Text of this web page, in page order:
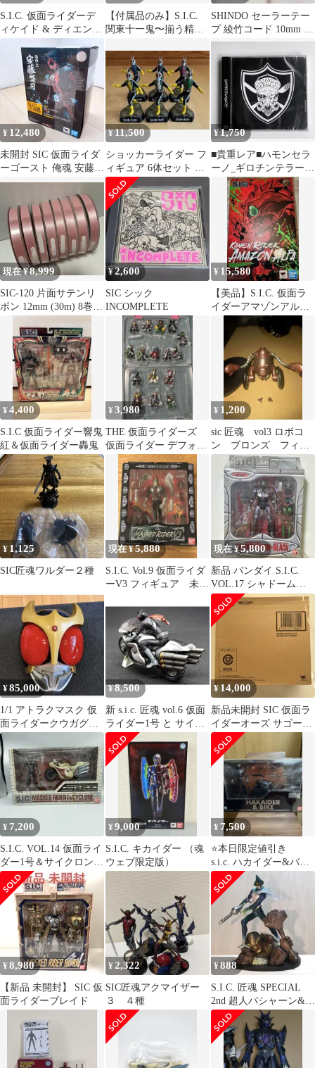
S.I.C. 仮面ライダーデ
ィケイド & ディエンド
セット
【付属品のみ】S.I.C.
関東十一鬼〜揃う精
鬼・蛮鬼
SHINDO セーラーテー
プ 綾竹コード 10mm グ
リーン 30m巻 新品
¥ 12,480
未開封 SIC 仮面ライダ
ーゴースト 俺魂 安藤賢
司 フィギュア バンダ
¥11,500
ショッカーライダー フ
ィギュア 6体セット 食
玩 仮面ライダー怪人名
鑑
¥1,750
■貴重レア■ハモンセラ
ーノ_ギロチンテラー_
ハードコア_新品 未開
現在 ¥8,999
SIC-120 片面サテンリ
ボン 12mm (30m) 8巻
¥2,600
SIC シック
INCOMPLETE
¥ 15,580
​【美品】S.I.C. 仮面ラ
イダーアマゾンアルフ
ァ 開封品 欠品なし
¥4,400
S.I.C 仮面ライダー響鬼
紅＆仮面ライダー轟鬼
¥3,980
THE 仮面ライダーズ
仮面ライダー デフォル
メフィギュア まとめ売
¥ 1,200
sic 匠魂 vol3 ロボコ
ン ブロンズ フィギ
ュア
¥ 1,125
SIC匠魂ワルダー２種
現在 ¥5,880
S.I.C. Vol.9 仮面ライダ
ーV3 フィギュア 未開
現在 ¥5,800
新品 バンダイ S.I.C.
VOL.17 シャドームー
ン＆仮面ライダーブラ
ック
¥85,000
1/1 アトラクマスク 仮
面ライダークウガグロ
ーイングフォーム
【送料込み】
¥8,500
新 s.i.c. 匠魂 vol.6 仮面
ライダー1号 と サイク
ロン 号 セット
¥14,000
新品未開封 SIC 仮面ラ
イダーオーズ サゴーゾ
コンボ
¥ 7,200
S.I.C. VOL.14 仮面ライ
ダー1号＆サイクロン
【未開封】
¥9,000
S.I.C. キカイダー （魂
ウェブ限定版）
¥ 7,500
⭐️本日限定値引き
s.i.c. ハカイダー&バイ
ク
¥ 8,980
【新品 未開封】 SIC 仮
面ライダーブレイド
¥2,322
SIC匠魂アクマイザー
３ ４種
¥888
S.I.C. 匠魂 SPECIAL
2nd 超人バシャーン&超
人ズシーン